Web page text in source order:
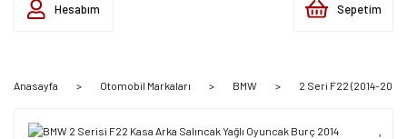
Hesabım Sepetim
Anasayfa Otomobil Markaları BMW 2 Seri F22 (2014-2021)